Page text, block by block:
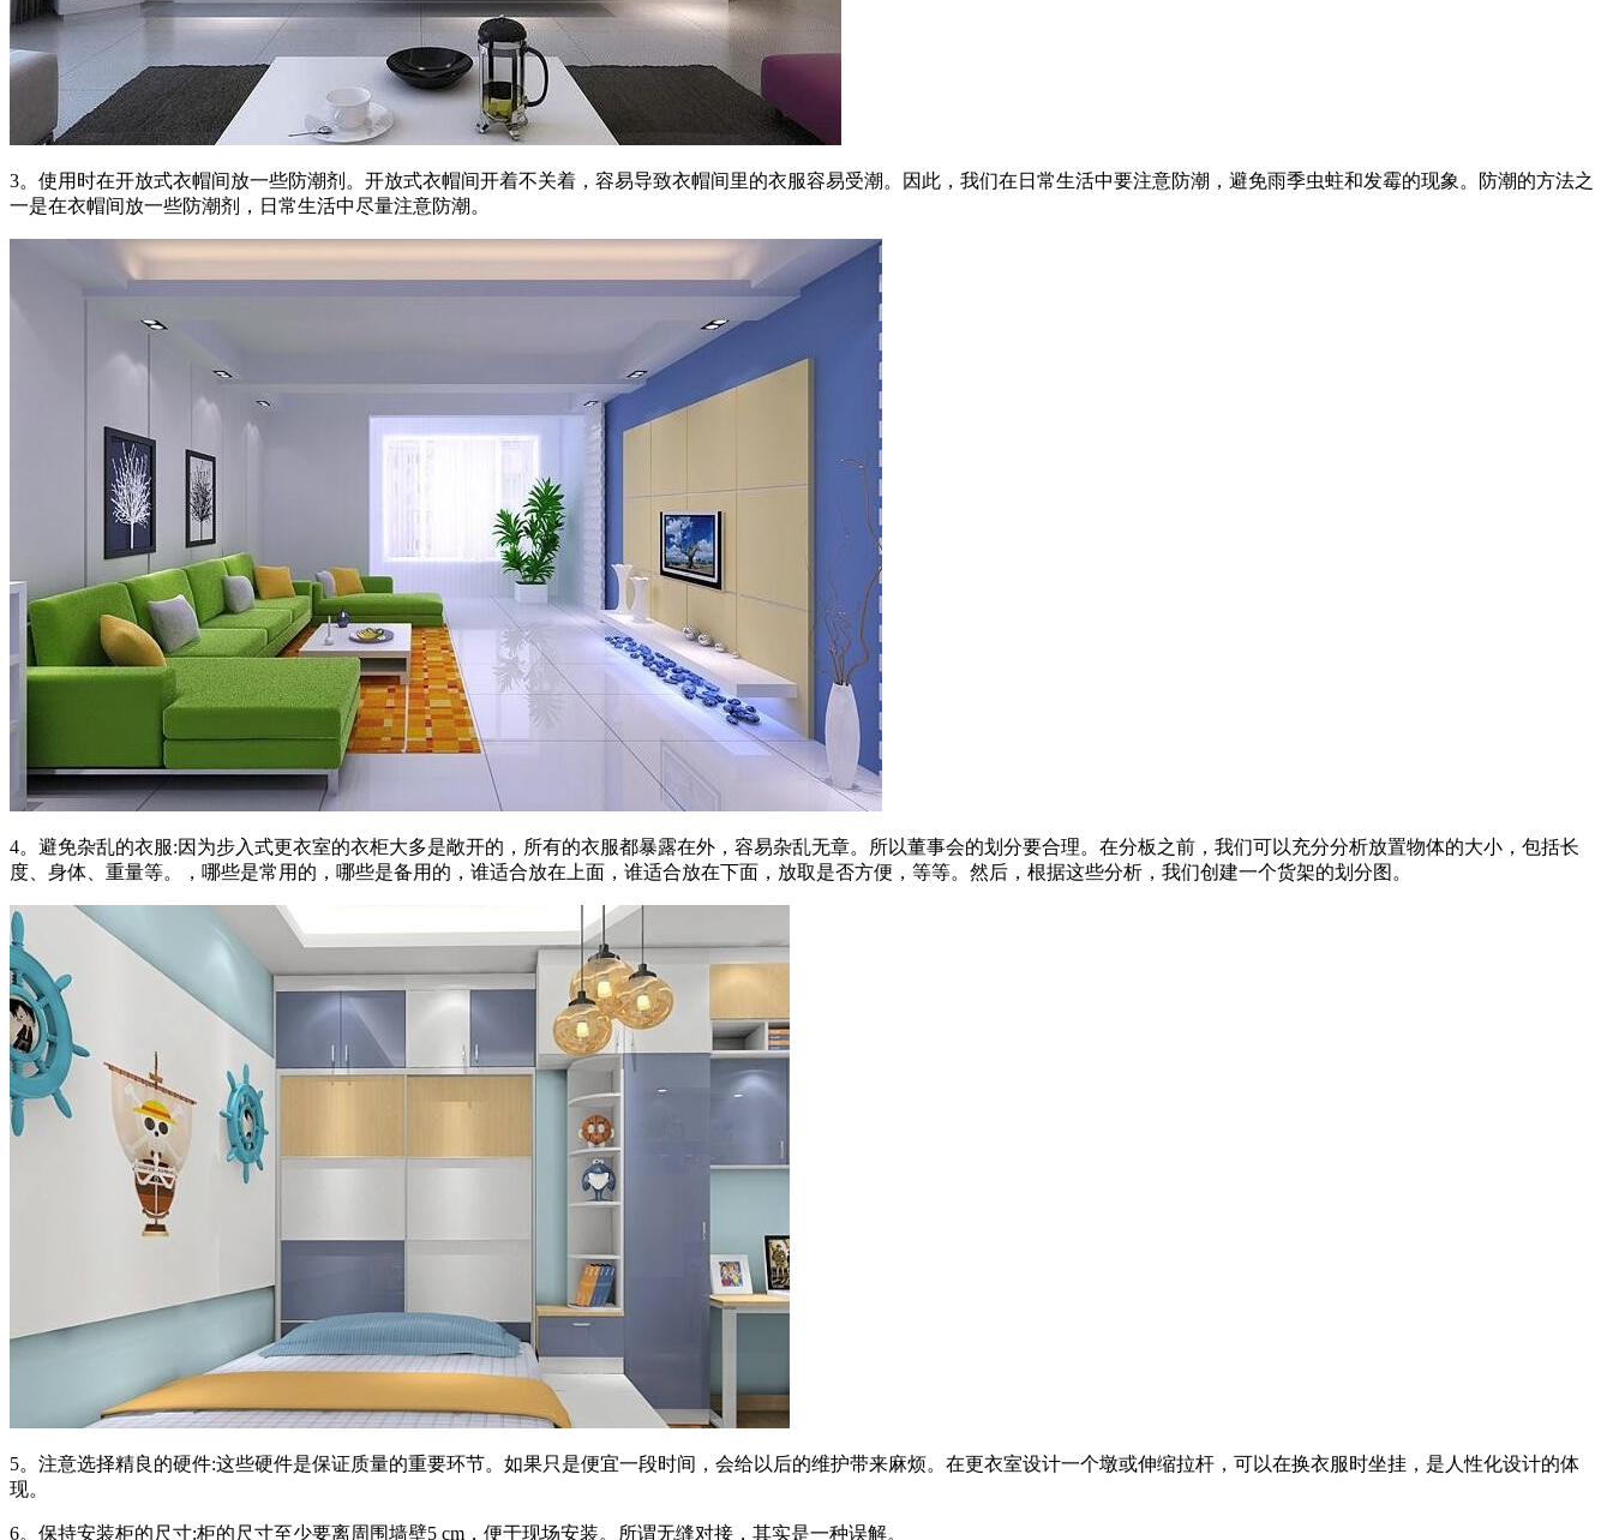
3。使用时在开放式衣帽间放一些防潮剂。开放式衣帽间开着不关着，容易导致衣帽间里的衣服容易受潮。因此，我们在日常生活中要注意防潮，避免雨季虫蛀和发霉的现象。防潮的方法之
一是在衣帽间放一些防潮剂，日常生活中尽量注意防潮。
4。避免杂乱的衣服:因为步入式更衣室的衣柜大多是敞开的，所有的衣服都暴露在外，容易杂乱无章。所以董事会的划分要合理。在分板之前，我们可以充分分析放置物体的大小，包括长
度、身体、重量等。，哪些是常用的，哪些是备用的，谁适合放在上面，谁适合放在下面，放取是否方便，等等。然后，根据这些分析，我们创建一个货架的划分图。
5。注意选择精良的硬件:这些硬件是保证质量的重要环节。如果只是便宜一段时间，会给以后的维护带来麻烦。在更衣室设计一个墩或伸缩拉杆，可以在换衣服时坐挂，是人性化设计的体
现。
6。保持安装柜的尺寸:柜的尺寸至少要离周围墙壁5 cm，便于现场安装。所谓无缝对接，其实是一种误解。